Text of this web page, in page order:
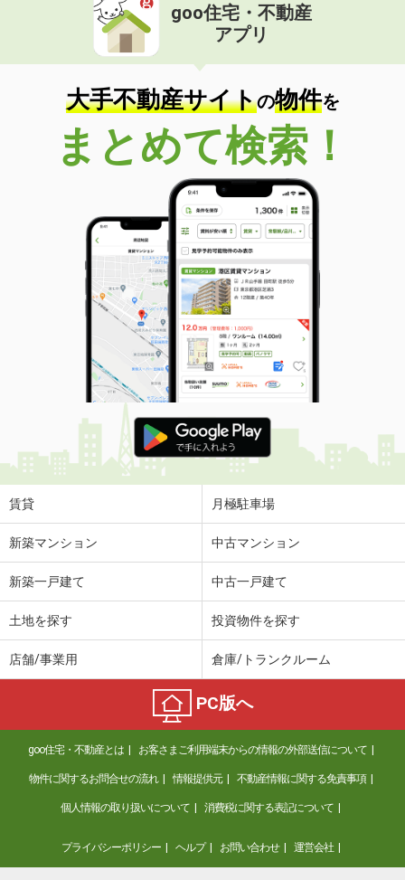
goo住宅・不動産
アプリ
大手不動産サイトの物件を
まとめて検索！
賃貸 月極駐車場
新築マンション 中古マンション
新築一戸建て 中古一戸建て
土地を探す 投資物件を探す
店舗/事業用 倉庫/トランクルーム
PC版へ
goo住宅・不動産とは お客さまご利用端末からの情報の外部送信について
物件に関するお問合せの流れ 情報提供元 不動産情報に関する免責事項
個人情報の取り扱いについて 消費税に関する表記について
プライバシーポリシー ヘルプ お問い合わせ 運営会社